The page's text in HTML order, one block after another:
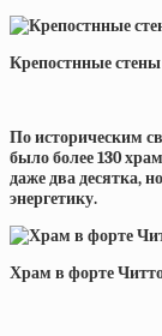
Крепостнные
По историческим
было более 130
даже два десятка,
энергетику.
Храм в форте